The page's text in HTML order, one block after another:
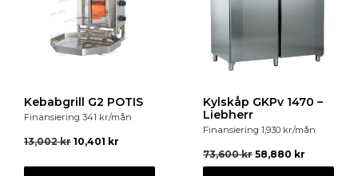
Bruttovolym : 372 liter
Nettovolym : 347 liter
Hyllor : 5 st 490 x 360 mm + botten
Kebabgrill G2 POTIS
Finansiering 341 kr/mån
13,002kr 10,401 kr
Kylskåp GKPv 1470 –
Liebherr
Finansiering 1,930 kr/mån
73,600kr 58,880 kr